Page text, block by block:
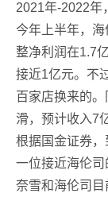
2021年-2022年
今年上半年，
整净利润在1.7
接近1亿元。不
百家店换来的
滑，预计收入7
根据国金证券，
一位接近海伦司
奈雪和海伦司